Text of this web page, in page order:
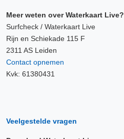
Meer weten over Waterkaart Live?
Surfcheck / Waterkaart Live
Rijn en Schiekade 115 F
2311 AS Leiden
Contact opnemen
Kvk: 61380431
Veelgestelde vragen